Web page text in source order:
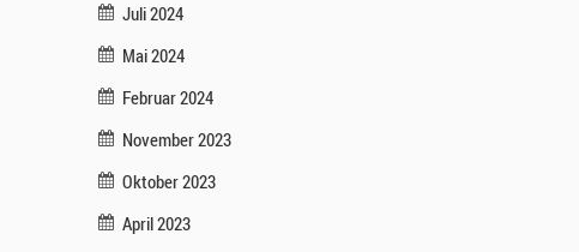
Juli 2024
Mai 2024
Februar 2024
November 2023
Oktober 2023
April 2023